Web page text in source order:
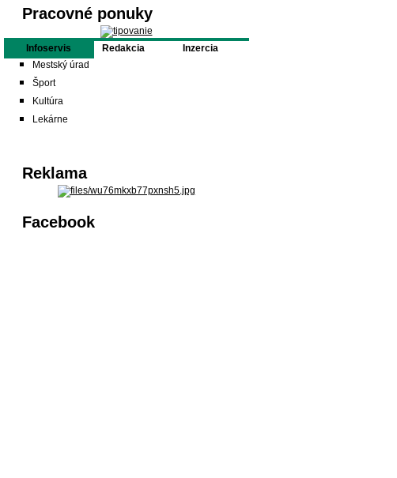
Pracovné ponuky
Infoservis Redakcia
Inzercia
Mestský úrad
Šport
Kultúra
Lekárne
Reklama
Facebook